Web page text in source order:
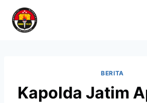
BERITA
Kapolda Jatim